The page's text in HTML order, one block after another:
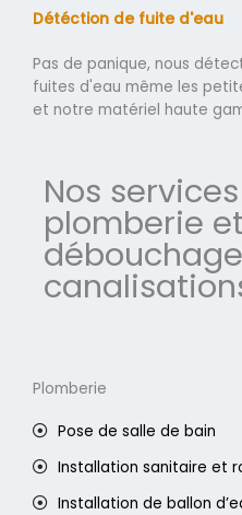
Détéction de fuite d'eau
Pas de panique, nous
fuites d'eau même les
et notre matériel haute
Nos
plomberie et
Plomberie
Pose de salle de bain
Installation sanitaire et
Installation de ballon